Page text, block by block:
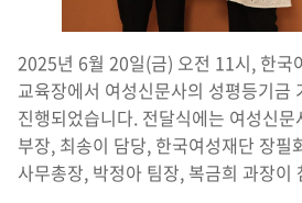
2025년 6월 20일(금) 오전 11시, 한국
교육장에서 여성신문사의 성평등기금
진행되었습니다. 전달식에는 여성신
부장, 최송이 담당, 한국여성재단 장필
사무총장, 박정아 팀장, 복금희 과장이